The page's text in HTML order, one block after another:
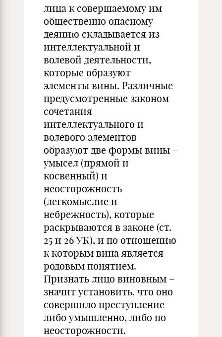
лица к совершаемому им
общественно опасному
деянию складывается из
интеллектуальной и
волевой деятельности,
которые образуют
элементы вины. Различные
предусмотренные законом
сочетания
интеллектуального и
волевого элементов
образуют две формы вины –
умысел (прямой и
косвенный) и
неосторожность
(легкомыслие и
небрежность), которые
раскрываются в законе (ст.
25 и 26 УК), и по отношению
к которым вина является
родовым понятием.
Признать лицо виновным –
значит установить, что оно
совершило преступление
либо умышленно, либо по
неосторожности.